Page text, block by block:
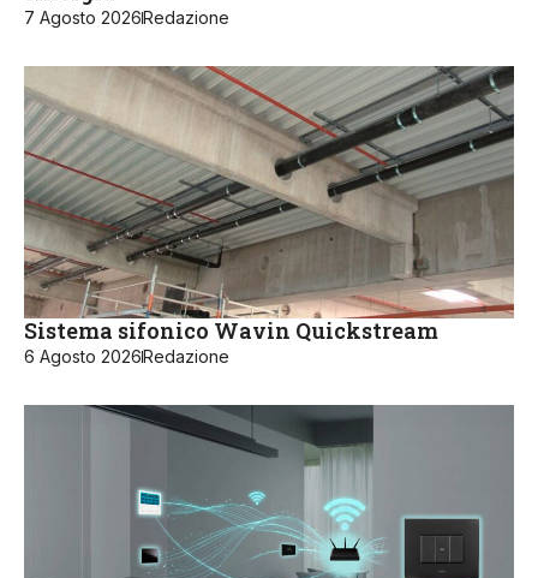
7 Agosto 2026Redazione
Sistema sifonico Wavin Quickstream
6 Agosto 2026Redazione